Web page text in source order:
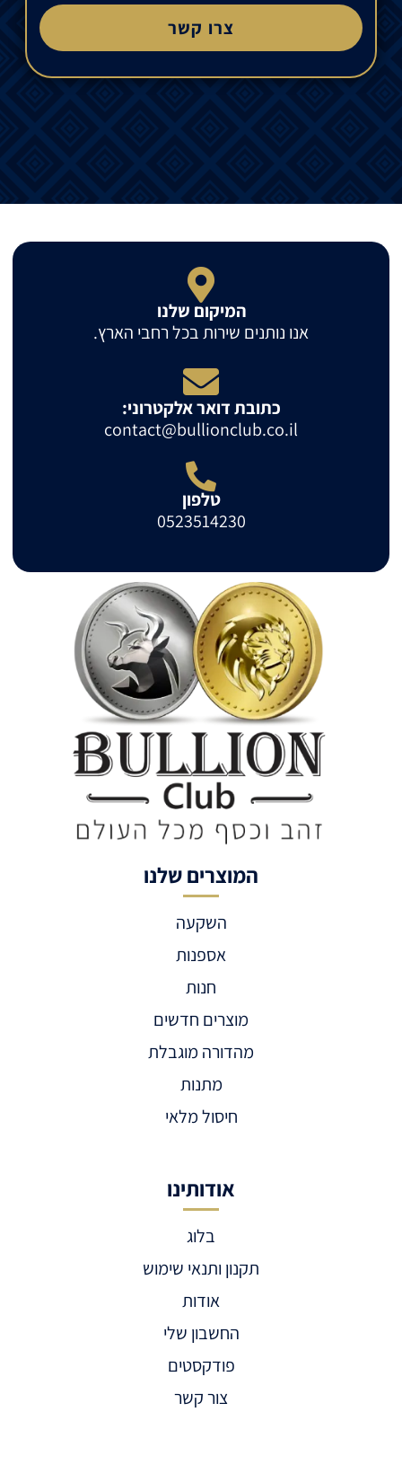
צרו קשר
המיקום שלנו
אנו נותנים שירות בכל רחבי הארץ.
כתובת דואר אלקטרוני:
contact@bullionclub.co.il
טלפון
0523514230
המוצרים שלנו
השקעה
אספנות
חנות
מוצרים חדשים
מהדורה מוגבלת
מתנות
חיסול מלאי
אודותינו
בלוג
תקנון ותנאי שימוש
אודות
החשבון שלי
פודקסטים
צור קשר